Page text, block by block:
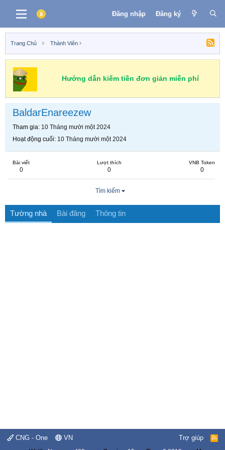
Đăng nhập Đăng ký
Trang Chủ Thành Viên
Hướng dẫn kiếm tiền đơn giản miễn phí
BaldarEnareezew
Tham gia 10 Tháng mười một 2024
Hoạt động cuối 10 Tháng mười một 2024
Bài viết
0
Lượt thích
0
VNB Token
0
Tìm kiếm
Tường nhà Bài đăng Thông tin
CNG - One VN Trợ giúp
R